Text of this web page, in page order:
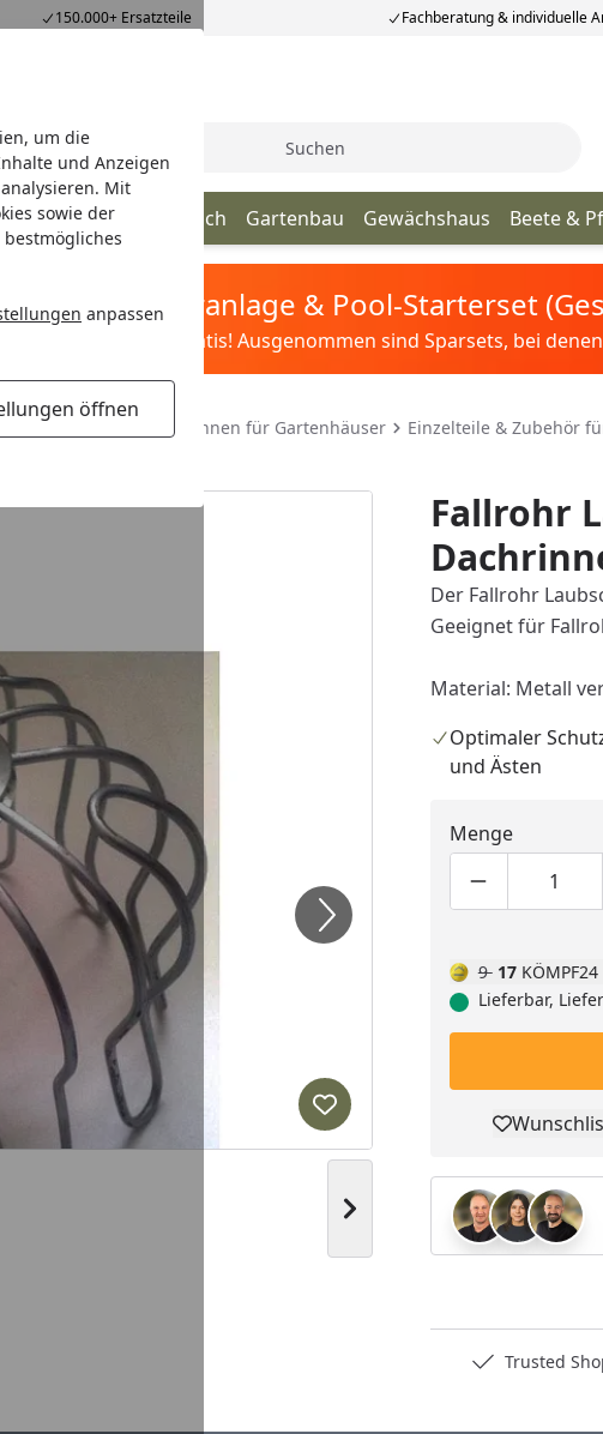
um die
und Anzeigen
Mit
sowie der
anpassen
öffnen
150.000+ Ersatzteile Fachberatung & individuelle
Suche
Terrassendach Gartenbau Gewächshaus Beete &
Sandfilteranlage & Pool-Starterset
Filter&Pflege gratis! Ausgenommen sind Sparsets, bei
& Co. Dachrinnen für Gartenhäuser
Einzelteile & Zubehör
Nächstes Bild anzeigen
Produkt zur Wunschliste
Fallrohr
Der Fallrohr
Geeignet für
Material: Metall
Optimaler
und Ästen
Menge
9 17
Lieferbar,
Trusted